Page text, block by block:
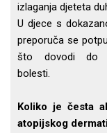
izlaganja djeteta
U djece s
preporuča se
što dovodi do
bolesti.
Koliko je česta
atopijskog